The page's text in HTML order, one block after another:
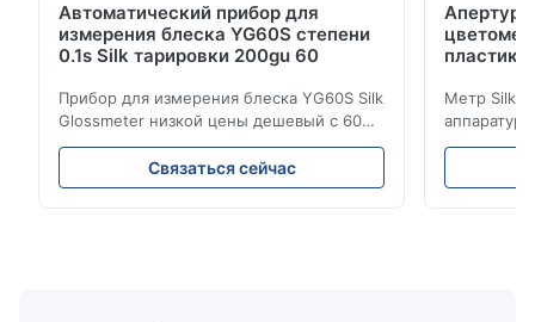
Автоматический прибор для
измерения блеска YG60S степени
0.1s Silk тарировки 200gu 60
Прибор для измерения блеска YG60S Silk
Glossmeter низкой цены дешевый с 60
измерением gu степени 200 лоснистым
Прибор для измерения блеска YG60S 60°
экономический может испытать
Связаться сейчас
Метр Silk
продукции